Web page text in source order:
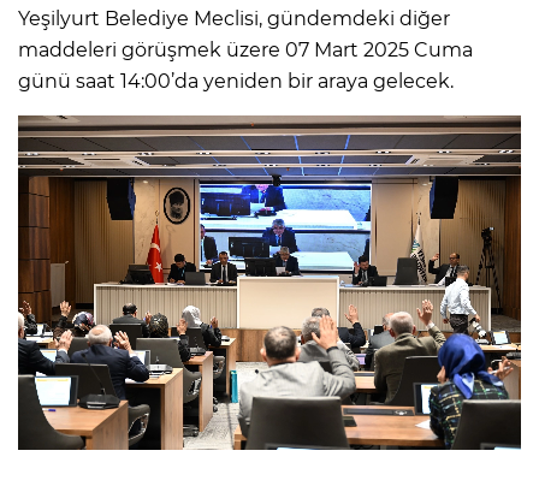
Yeşilyurt Belediye Meclisi, gündemdeki diğer
maddeleri görüşmek üzere 07 Mart 2025 Cuma
günü saat 14:00’da yeniden bir araya gelecek.